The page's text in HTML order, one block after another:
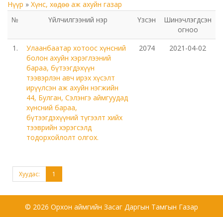
Төрийн аудитын газар
Орхон аймаг дахь Сум дундын иргэний хэргийн
анхан шатны шүүх
Орхон аймаг дахь Шүүхийн тамгын газар
БОЛОВСРОЛ, ШИНЖЛЭХ УХААНЫ ЯАМНЫ ХАРЬЯА
ОРХОН АЙМАГ ДАХЬ ХӨДӨӨ АЖ АХУЙН МЭРГЭЖЛИЙН
СУРГАЛТ ҮЙЛДВЭРЛЭЛИЙН ТӨВ
Мэргэжлийн сургалт, үйлдвэрлэлийн төв
Нүүр » Хүнс, хөдөө аж ахуйн газар
№
Үйлчилгээний нэр Үзсэн
Шинэчлэгдсэн
огноо
1.
Улаанбаатар хотоос хүнсний
болон ахуйн хэрэглээний
бараа, бүтээгдэхүүн
тээвэрлэн авч ирэх хүсэлт
ирүүлсэн аж ахуйн нэгжийн
44, Булган, Сэлэнгэ аймгуудад
хүнсний бараа,
бүтээгдэхүүний түгээлт хийх
тээврийн хэрэгсэлд
тодорхойлолт олгох.
2074 2021-04-02
Хуудас: 1
© 2026 Орхон аймгийн Засаг Даргын Тамгын Газар